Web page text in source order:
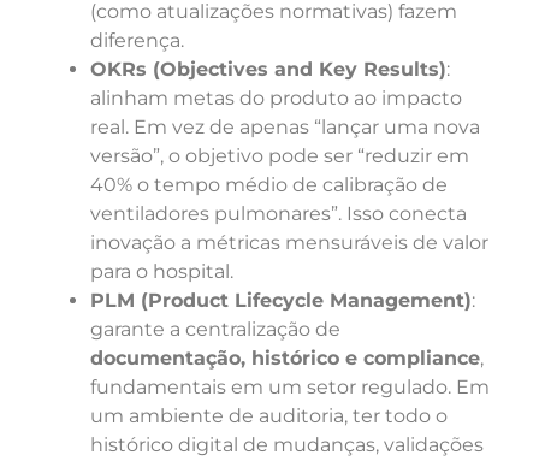
(como atualizações normativas) fazem
diferença.
OKRs (Objectives and Key Results):
alinham metas do produto ao impacto
real. Em vez de apenas “lançar uma nova
versão”, o objetivo pode ser “reduzir em
40% o tempo médio de calibração de
ventiladores pulmonares”. Isso conecta
inovação a métricas mensuráveis de valor
para o hospital.
PLM (Product Lifecycle Management):
garante a centralização de
documentação, histórico e compliance,
fundamentais em um setor regulado. Em
um ambiente de auditoria, ter todo o
histórico digital de mudanças, validações